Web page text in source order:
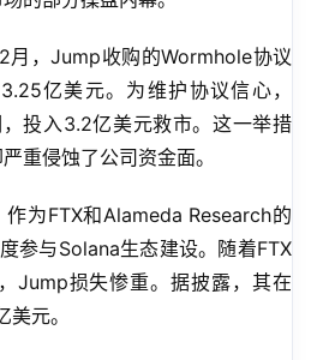
月，Jump收购的Wormhole协议
亿美元。为维护协议信心，
投入3.2亿美元救市。这一举措
重侵蚀了公司资金面。
为FTX和Alameda Research的
参与Solana生态建设。随着FTX
Jump损失惨重。据披露，其在
元。